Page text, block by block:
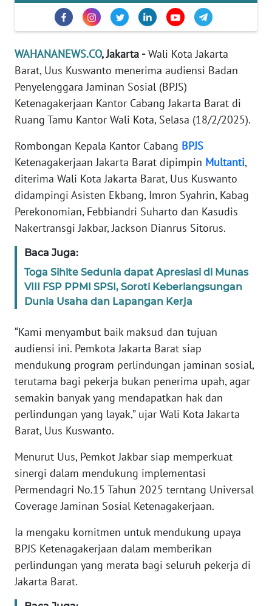
WAHANANEWS.CO, Jakarta -Wali Kota Jakarta
Barat, Uus Kuswanto menerima audiensi Badan
Penyelenggara Jaminan Sosial (BPJS)
Ketenagakerjaan Kantor Cabang Jakarta Barat di
Ruang Tamu Kantor Wali Kota, Selasa (18/2/2025).
Rombongan Kepala Kantor Cabang BPJS
Ketenagakerjaan Jakarta Barat dipimpin Multanti,
diterima Wali Kota Jakarta Barat, Uus Kuswanto
didampingi Asisten Ekbang, Imron Syahrin, Kabag
Perekonomian, Febbiandri Suharto dan Kasudis
Nakertransgi Jakbar, Jackson Dianrus Sitorus.
Baca Juga:
Toga Sihite Sedunia dapat Apresiasi di Munas
VIII FSP PPMI SPSI, Soroti Keberlangsungan
Dunia Usaha dan Lapangan Kerja
“Kami menyambut baik maksud dan tujuan
audiensi ini. Pemkota Jakarta Barat siap
mendukung program perlindungan jaminan sosial,
terutama bagi pekerja bukan penerima upah, agar
semakin banyak yang mendapatkan hak dan
perlindungan yang layak,” ujar Wali Kota Jakarta
Barat, Uus Kuswanto.
Menurut Uus, Pemkot Jakbar siap memperkuat
sinergi dalam mendukung implementasi
Permendagri No.15 Tahun 2025 terntang Universal
Coverage Jaminan Sosial Ketenagakerjaan.
Ia mengaku komitmen untuk mendukung upaya
BPJS Ketenagakerjaan dalam memberikan
perlindungan yang merata bagi seluruh pekerja di
Jakarta Barat.
EDITORIAL
Informasi
INDEKS
BERITA
KAMI
INFO
KAMI
PEDOMAN
MEDIA
SIBER
KARIR
DISCLAIMER
Wahana
News
WN
SUMUT
JAKARTA
WN
JABAR